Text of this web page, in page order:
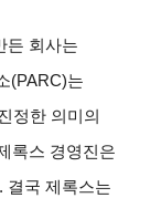
든 회사는
(PARC)는
정한 의미의
록스 경영진은
결국 제록스는